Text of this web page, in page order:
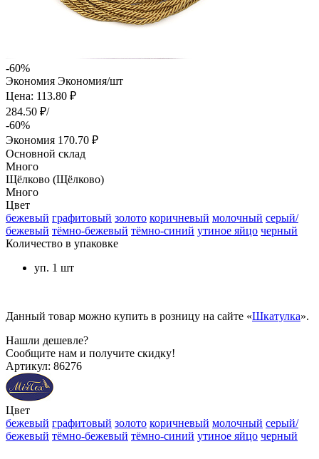
-60%
Экономия Экономия/шт
Цена: 113.80 ₽
284.50 ₽/
-60%
Экономия 170.70 ₽
Основной склад
Много
Щёлково (Щёлково)
Много
Цвет
бежевый графитовый золото коричневый молочный серый/
бежевый тёмно-бежевый тёмно-синий утиное яйцо черный
Количество в упаковке
уп. 1 шт
Данный товар можно купить в розницу на сайте «Шкатулка».
Нашли дешевле?
Сообщите нам и получите скидку!
Артикул: 86276
Цвет
бежевый графитовый золото коричневый молочный серый/
бежевый тёмно-бежевый тёмно-синий утиное яйцо черный